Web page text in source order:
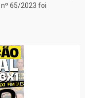
nº 65/2023 foi